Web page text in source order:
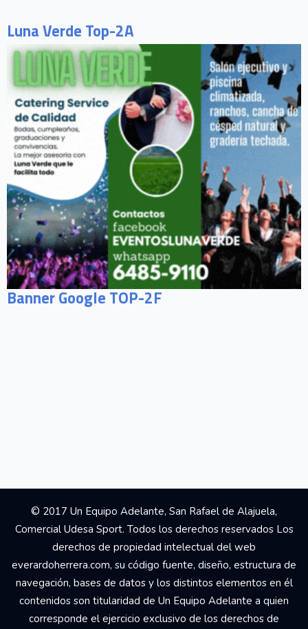
Luna Verde Top-2A
Banner Google TOP-2F
© 2017 Un Equipo Adelante, San Rafael de Alajuela,
Comercial Udesa Sport. Todos los derechos reservados Los
derechos de propiedad intelectual del web
everardoherrera.com, su código fuente, diseño, estructura de
navegación, bases de datos y los distintos elementos en él
contenidos son titularidad de Un Equipo Adelante a quien
corresponde el ejercicio exclusivo de los derechos de